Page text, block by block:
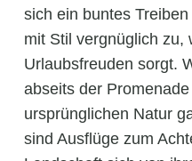
sich ein buntes
mit Stil vergnüglich zu,
Urlaubsfreuden sorgt.
abseits der
ursprünglichen Natur
sind Ausflüge zum